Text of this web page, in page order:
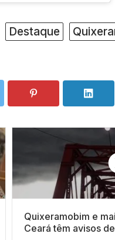
Destaque
Quixeramobim e
Ceará têm avisos